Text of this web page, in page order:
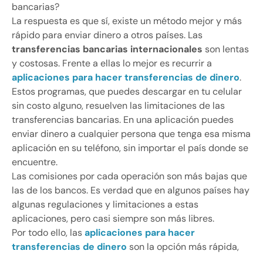
bancarias?
La respuesta es que sí, existe un método mejor y más
rápido para enviar dinero a otros países. Las
transferencias bancarias internacionales son lentas
y costosas. Frente a ellas lo mejor es recurrir a
aplicaciones para hacer transferencias de dinero.
Estos programas, que puedes descargar en tu celular
sin costo alguno, resuelven las limitaciones de las
transferencias bancarias. En una aplicación puedes
enviar dinero a cualquier persona que tenga esa misma
aplicación en su teléfono, sin importar el país donde se
encuentre.
Las comisiones por cada operación son más bajas que
las de los bancos. Es verdad que en algunos países hay
algunas regulaciones y limitaciones a estas
aplicaciones, pero casi siempre son más libres.
Por todo ello, lasaplicaciones para hacer
transferencias de dinero son la opción más rápida,